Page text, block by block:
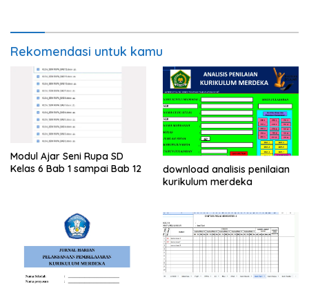
Rekomendasi untuk kamu
Modul Ajar Seni Rupa SD
Kelas 6 Bab 1 sampai Bab 12
download analisis penilaian
kurikulum merdeka